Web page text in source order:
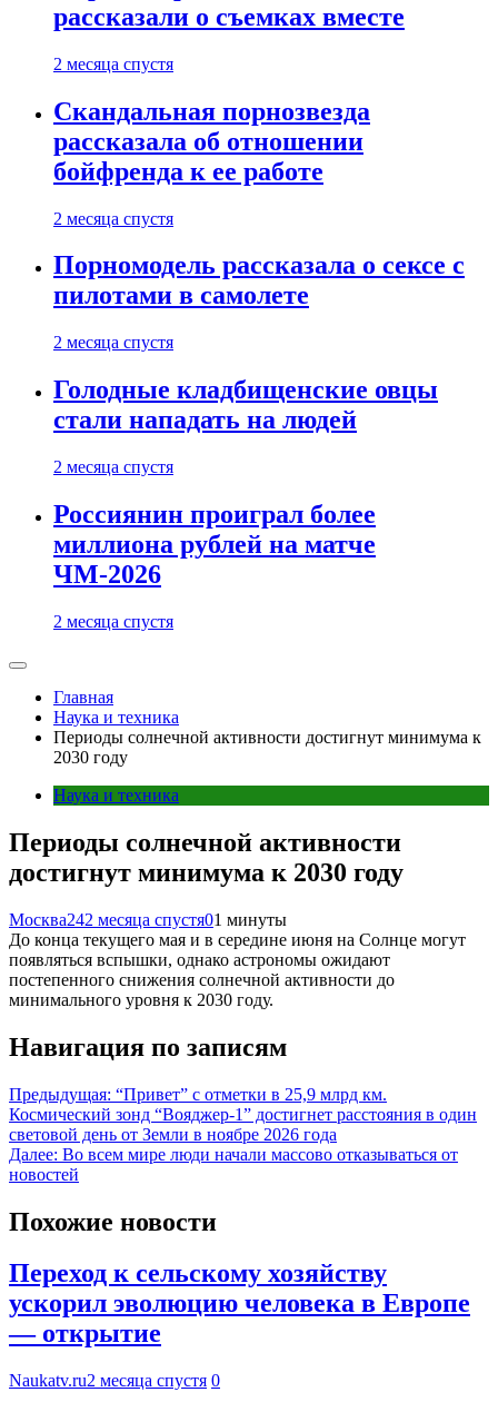
рассказали о съемках вместе
2 месяца спустя
Скандальная порнозвезда
рассказала об отношении
бойфренда к ее работе
2 месяца спустя
Порномодель рассказала о сексе с
пилотами в самолете
2 месяца спустя
Голодные кладбищенские овцы
стали нападать на людей
2 месяца спустя
Россиянин проиграл более
миллиона рублей на матче
ЧМ-2026
2 месяца спустя
Главная
Наука и техника
Периоды солнечной активности достигнут минимума к
2030 году
Наука и техника
Периоды солнечной активности
достигнут минимума к 2030 году
Москва242 месяца спустя01 минуты
До конца текущего мая и в середине июня на Солнце могут
появляться вспышки, однако астрономы ожидают
постепенного снижения солнечной активности до
минимального уровня к 2030 году.
Навигация по записям
Предыдущая: “Привет” с отметки в 25,9 млрд км.
Космический зонд “Вояджер-1” достигнет расстояния в один
световой день от Земли в ноябре 2026 года
Далее: Во всем мире люди начали массово отказываться от
новостей
Похожие новости
Переход к сельскому хозяйству
ускорил эволюцию человека в Европе
— открытие
Naukatv.ru2 месяца спустя 0